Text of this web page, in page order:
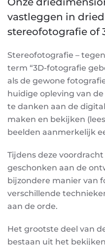
vastleggen in
stereofotografie of
Stereofotografie –
term “3D-fotografie
als de gewone
huidige opleving van
te danken aan de
maken en bekijken
beelden aanmerkelijk
Tijdens deze
geschonken aan de
bijzondere manier van
verschillende
aan de orde.
Het grootste deel van
bestaan uit het